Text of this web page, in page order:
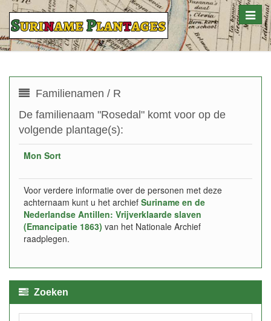
Toggle
Familienamen / R
De familienaam "Rosedal" komt voor op de
volgende plantage(s):
Mon Sort
Voor verdere informatie over de personen met deze
achternaam kunt u het archief Suriname en de
Nederlandse Antillen: Vrijverklaarde slaven
(Emancipatie 1863) van het Nationale Archief
raadplegen.
Zoeken